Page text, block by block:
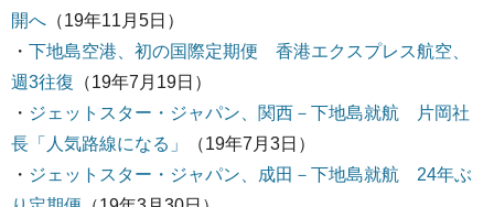
開へ （19年11月5日）
・ 下地島空港、初の国際定期便 香港エクスプレス航空、
週3往復 （19年7月19日）
・ ジェットスター・ジャパン、関西－下地島就航 片岡社
長「人気路線になる」
（19年7月3日）
・ ジェットスター・ジャパン、成田－下地島就航 24年ぶ